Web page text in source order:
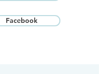
Facebook